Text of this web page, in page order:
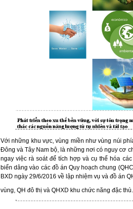
Với những khu vực, vùng miền như vùng núi
Đông và Tây Nam bộ, là những nơi có nguy cơ
ngay việc rà soát để tích hợp và cụ thể hóa
biển dâng vào các đồ án Quy hoạch chung
BXD ngày 29/6/2016 về lập nhiệm vụ và đồ án
vùng, QH đô thị và QHXD khu chức năng đặc